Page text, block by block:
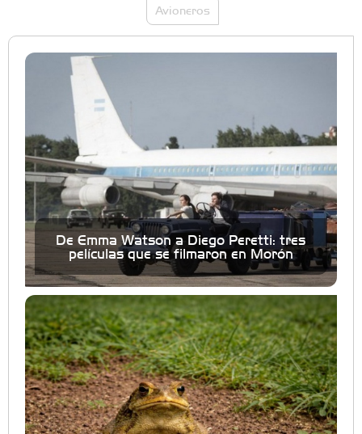
Avioneros
De Emma Watson a Diego Peretti: tres
películas que se filmaron en Morón